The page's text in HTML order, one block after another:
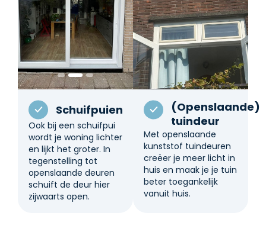
Schuifpuien
Ook bij een schuifpui
wordt je woning lichter
en lijkt het groter. In
tegenstelling tot
openslaande deuren
schuift de deur hier
zijwaarts open.
(Openslaande)
tuindeur
Met openslaande
kunststof tuindeuren
creëer je meer licht in
huis en maak je je tuin
beter toegankelijk
vanuit huis.